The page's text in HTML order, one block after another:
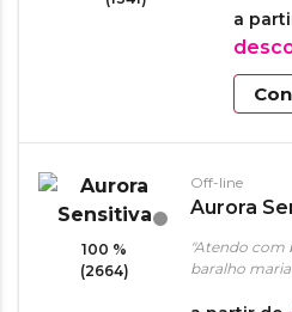
a
100 %
(2664)
Off-line
Aurora
"Atendo com
baralho